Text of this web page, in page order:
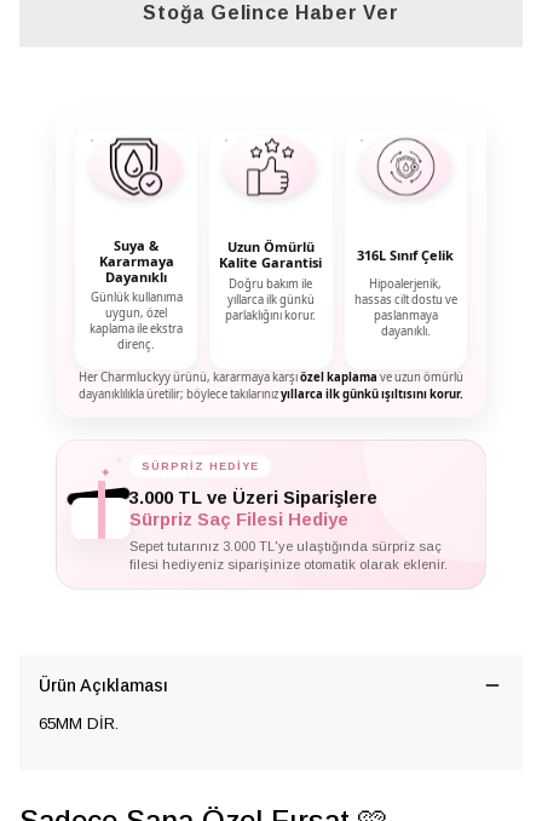
Stoğa Gelince Haber Ver
Suya &
Kararmaya
Dayanıklı
Günlük kullanıma
uygun, özel
kaplama ile ekstra
direnç.
Uzun Ömürlü
Kalite Garantisi
Doğru bakım ile
yıllarca ilk günkü
parlaklığını korur.
316L Sınıf Çelik
Hipoalerjenik,
hassas cilt dostu ve
paslanmaya
dayanıklı.
Her Charmluckyy ürünü, kararmaya karşıözel kaplama ve uzun ömürlü
dayanıklılıkla üretilir; böylece takılarınızyıllarca ilk günkü ışıltısını korur.
✦ SÜRPRİZ HEDİYE
3.000 TL ve Üzeri Siparişlere
Sürpriz Saç Filesi Hediye
Sepet tutarınız 3.000 TL'ye ulaştığında sürpriz saç
filesi hediyeniz siparişinize otomatik olarak eklenir.
Ürün Açıklaması
65MM DİR.